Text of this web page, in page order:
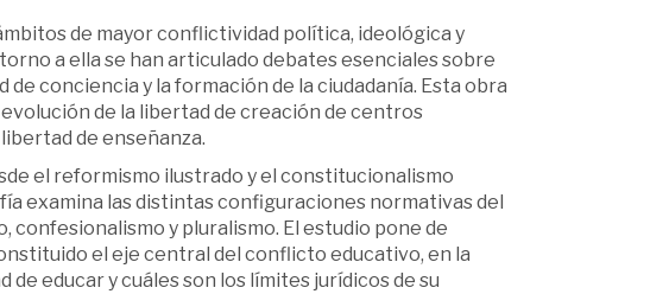
de mayor conflictividad política, ideológica y
a ella se han articulado debates esenciales sobre
conciencia y la formación de la ciudadanía. Esta obra
de la libertad de creación de centros
de enseñanza.
el reformismo ilustrado y el constitucionalismo
examina las distintas configuraciones normativas del
y pluralismo. El estudio pone de
el eje central del conflicto educativo, en la
educar y cuáles son los límites jurídicos de su